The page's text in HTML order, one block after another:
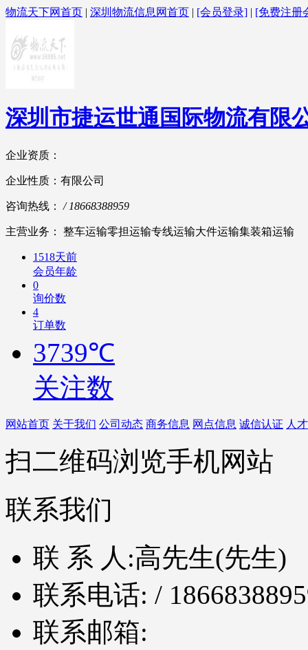
物流天下网首页 | 深圳物流信息网首页 | [会员登录] | [免费注册
深圳市捷运世通国际物流有限
企业资质：
企业性质：有限公司
咨询热线： / 18668388959
主营业务： 整车运输零担运输专线运输大件运输集装箱运输
1518天前
会员年龄
0
询价数
4
订单数
3739℃
关注数
网站首页 关于我们 公司动态 商务信息 网点信息 诚信认证 人
扫二维码浏览手机网站
联系我们
联 系 人:高先生(先生)
联系电话: /
联系邮箱: